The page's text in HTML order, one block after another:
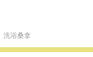
洗浴桑拿